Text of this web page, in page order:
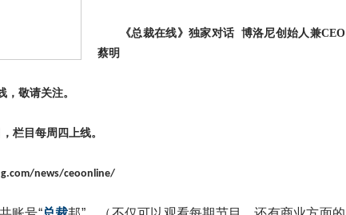
《总裁在线》独家对话 博洛尼创始人兼CEO
蔡明
，敬请关注。
栏目每周四上线。
news/ceoonline/